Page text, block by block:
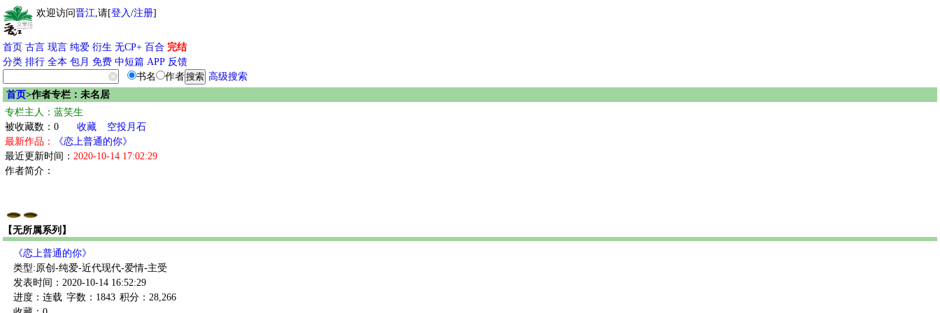
欢迎访问晋江,请[登入/注册]
首页 古言 现言 纯爱 衍生 无CP+ 百合 完结
分类 排行 全本 包月 免费 中短篇 APP 反馈
书名
作者
高级搜索
首页>作者专栏：未名居
专栏主人：蓝笑生
被收藏数：0
收藏
空投月石
最新作品：
《恋上普通的你》
最近更新时间： 2020-10-14 17:02:29
作者简介：
【无所属系列】
《恋上普通的你》
类型:原创-纯爱-近代现代-爱情-主受
发表时间：2020-10-14 16:52:29
进度：连载 字数：1843 积分：28,266